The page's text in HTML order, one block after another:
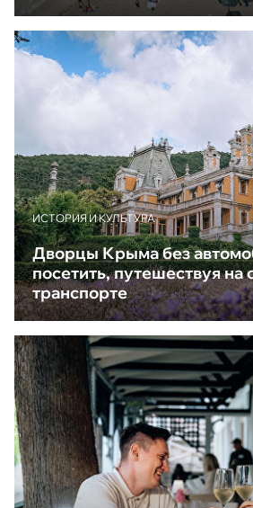
ИСТОРИЯ И КУЛЬТУРА
Дворцы Крыма без
посетить, путешествуя
транспорте